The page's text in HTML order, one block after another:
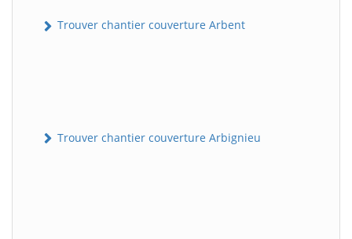
Trouver chantier couverture Arbent
Trouver chantier couverture Arbignieu